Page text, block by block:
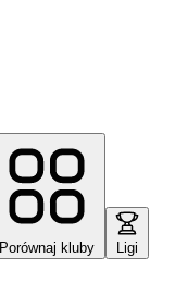
Porównaj kluby Ligi